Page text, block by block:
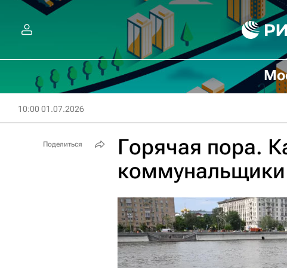
10:00 01.07.2026
Горячая пора.
Поделиться